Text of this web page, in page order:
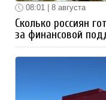
08:01 | 8 августа
Сколько россиян
за финансовой